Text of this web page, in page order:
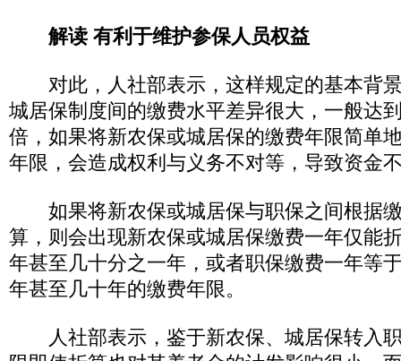
解读 有利于维护参保人员权益
对此，人社部表示，这样规定的基本背
城居保制度间的缴费水平差异很大，一般达
倍，如果将新农保或城居保的缴费年限简单
年限，会造成权利与义务不对等，导致资金
如果将新农保或城居保与职保之间根据
算，则会出现新农保或城居保缴费一年仅能
年甚至几十分之一年，或者职保缴费一年等
年甚至几十年的缴费年限。
人社部表示，鉴于新农保、城居保转入